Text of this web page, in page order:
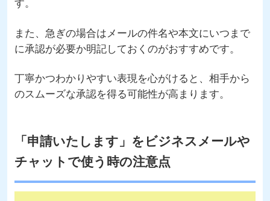
す。
また、急ぎの場合はメールの件名や本文にいつまで
に承認が必要か明記しておくのがおすすめです。
丁寧かつわかりやすい表現を心がけると、相手から
のスムーズな承認を得る可能性が高まります。
「申請いたします」をビジネスメールや
チャットで使う時の注意点